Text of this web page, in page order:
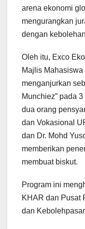
arena ekonomi
mengurangkan
dengan
Oleh itu, Exco
Majlis
menganjurkan
Munchiez” pada
dua orang
dan Vokasional
dan Dr. Mohd
memberikan
membuat biskut.
Program ini
KHAR dan Pusat
dan